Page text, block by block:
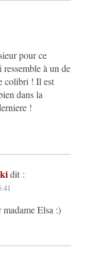
pour ce
à un de
colibri ! Il est
dans la
!
dit :
Elsa :)